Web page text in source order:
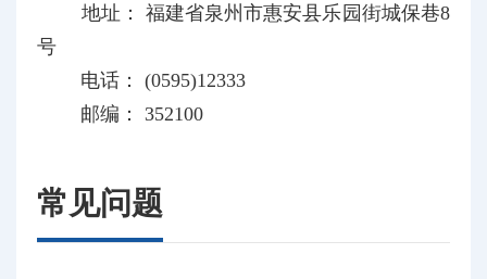
地址： 福建省泉州市惠安县乐园街城保巷8
号
电话： (0595)12333
邮编： 352100
常见问题